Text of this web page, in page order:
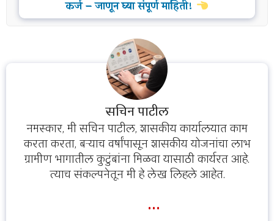
कर्ज – जाणून घ्या संपूर्ण माहिती!
सचिन पाटील
नमस्कार, मी सचिन पाटील, शासकीय कार्यालयात काम
करता करता, बऱ्याच वर्षांपासून शासकीय योजनांचा लाभ
ग्रामीण भागातील कुटुंबांना मिळवा यासाठी कार्यरत आहे.
त्याच संकल्पनेतून मी हे लेख लिहले आहेत.
...